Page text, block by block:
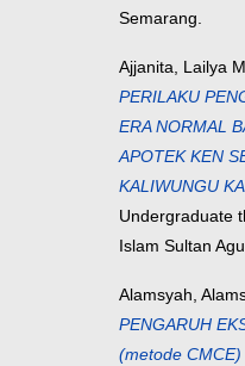
Semarang.
Ajjanita, Lailya
PERILAKU
ERA NORMAL
APOTEK KEN
KALIWUNGU
Undergraduate
Islam Sultan
Alamsyah,
PENGARUH
(metode CMCE)